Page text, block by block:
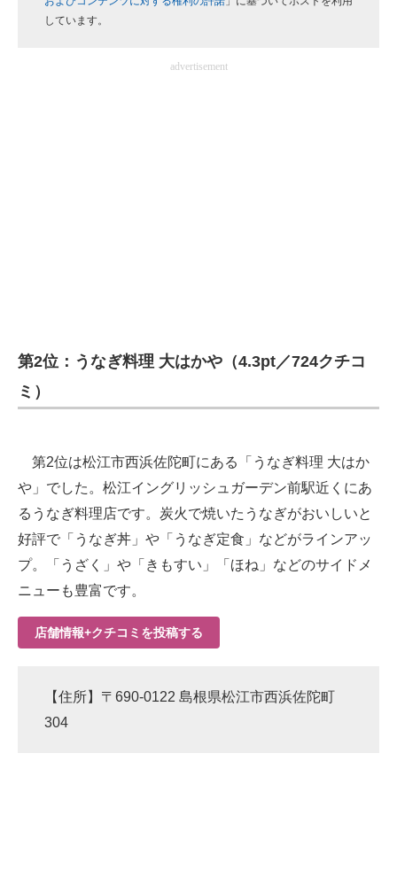
しています。
advertisement
第2位：うなぎ料理 大はかや（4.3pt／724クチコ
ミ）
第2位は松江市西浜佐陀町にある「うなぎ料理 大はか
や」でした。松江イングリッシュガーデン前駅近くにあ
るうなぎ料理店です。炭火で焼いたうなぎがおいしいと
好評で「うなぎ丼」や「うなぎ定食」などがラインアッ
プ。「うざく」や「きもすい」「ほね」などのサイドメ
ニューも豊富です。
店舗情報+クチコミを投稿する
【住所】〒690-0122 島根県松江市西浜佐陀町
304